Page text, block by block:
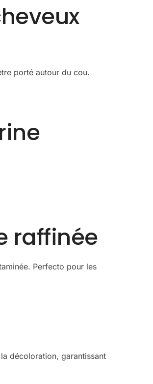
porté autour du cou.
raffinée
Perfecto pour les
décoloration, garantissant